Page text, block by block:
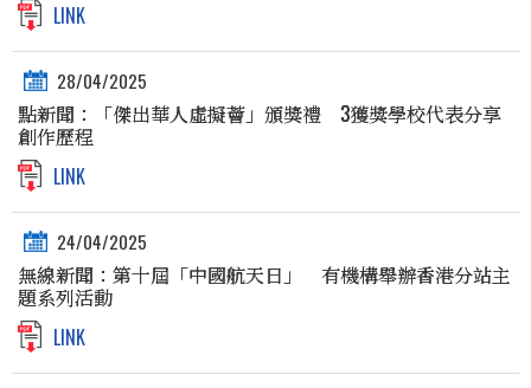
LINK
28/04/2025
點新聞：「傑出華人虛擬薈」頒獎禮 3獲獎學校代表分享
創作歷程
LINK
24/04/2025
無線新聞：第十屆「中國航天日」 有機構舉辦香港分站主
題系列活動
LINK